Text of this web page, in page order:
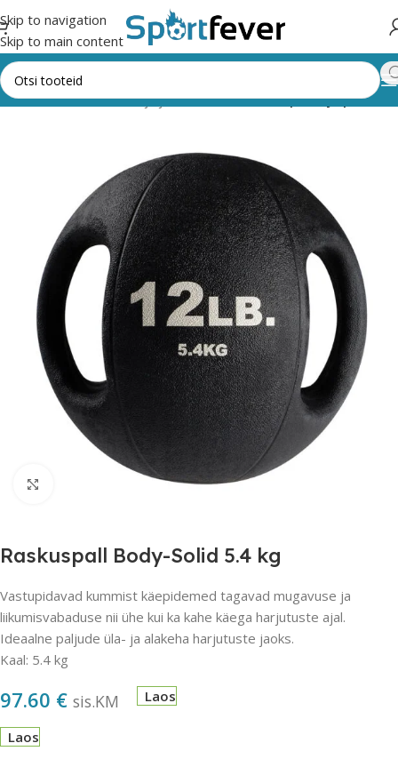
Skip to navigation
Skip to main content
Fitness,trenažöörid ja jõusaal Pallid Raskuspallid ja plokkid
Suurendamiseks klõpsake
Raskuspall Body-Solid 5.4 kg
Vastupidavad kummist käepidemed tagavad mugavuse ja
liikumisvabaduse nii ühe kui ka kahe käega harjutuste ajal.
Ideaalne paljude üla- ja alakeha harjutuste jaoks.
Kaal: 5.4 kg
97.60 € sis.KM Laos
Laos